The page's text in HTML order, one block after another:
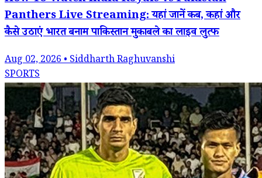
Panthers Live Streaming: यहां जानें कब, कहां और
कैसे उठाएं भारत बनाम पाकिस्तान मुकाबले का लाइव लुत्फ
Aug 02, 2026 • Siddharth Raghuvanshi
SPORTS